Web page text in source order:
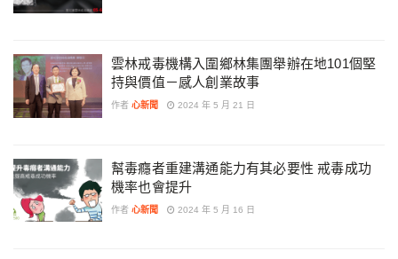
雲林戒毒機構入圍鄉林集團舉辦在地101個堅
持與價值－感人創業故事
作者 心新聞 2024 年 5 月 21 日
幫毒癮者重建溝通能力有其必要性 戒毒成功
機率也會提升
作者 心新聞 2024 年 5 月 16 日